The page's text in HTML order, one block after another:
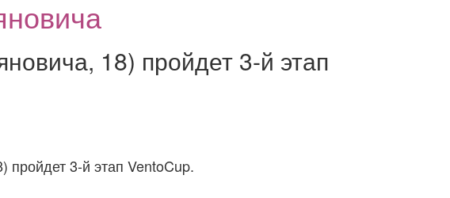
18) пройдет 3-й этап
3-й этап VentoCup.